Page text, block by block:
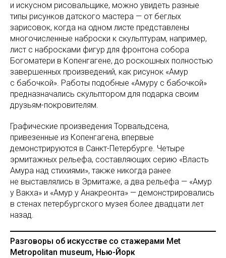
и искусном рисовальщике, можно увидеть разные
типы рисунков датского мастера — от беглых
зарисовок, когда на одном листе представлены
многочисленные наброски к скульптурам, например,
лист с набросками фигур для фронтона собора
Богоматери в Копенгагене, до роскошных полностью
завершенных произведений, как рисунок «Амур
с бабочкой». Работы подобные «Амуру с бабочкой»
предназначались скульптором для подарка своим
друзьям-покровителям.
Графические произведения Торвальдсена,
привезенные из Копенгагена, впервые
демонстрируются в Санкт-Петербурге. Четыре
эрмитажных рельефа, составляющих серию «Власть
Амура над стихиями», также никогда ранее
не выставлялись в Эрмитаже, а два рельефа — «Амур
у Вакха» и «Амур у Анакреонта» — демонстрировались
в стенах петербургского музея более двадцати лет
назад.
Разговоры об искусстве со стажерами Мet
Metropolitan museum, Нью-Йорк